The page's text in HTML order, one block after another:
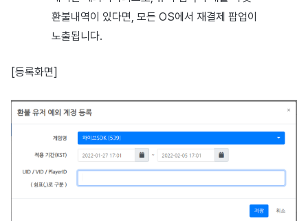
환불내역이 있다면, 모든 OS에서 재결제 팝업이
노출됩니다.
[등록화면]